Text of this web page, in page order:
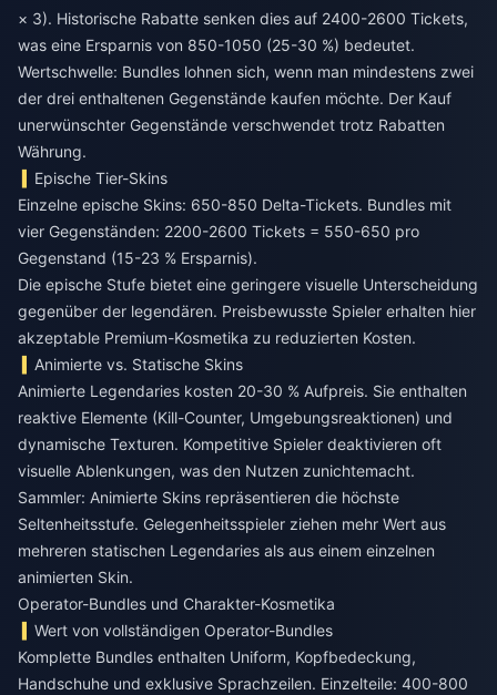
× 3). Historische Rabatte senken dies auf 2400-2600 Tickets,
was eine Ersparnis von 850-1050 (25-30 %) bedeutet.
Wertschwelle: Bundles lohnen sich, wenn man mindestens zwei
der drei enthaltenen Gegenstände kaufen möchte. Der Kauf
unerwünschter Gegenstände verschwendet trotz Rabatten
Währung.
Epische Tier-Skins
Einzelne epische Skins: 650-850 Delta-Tickets. Bundles mit
vier Gegenständen: 2200-2600 Tickets = 550-650 pro
Gegenstand (15-23 % Ersparnis).
Die epische Stufe bietet eine geringere visuelle Unterscheidung
gegenüber der legendären. Preisbewusste Spieler erhalten hier
akzeptable Premium-Kosmetika zu reduzierten Kosten.
Animierte vs. Statische Skins
Animierte Legendaries kosten 20-30 % Aufpreis. Sie enthalten
reaktive Elemente (Kill-Counter, Umgebungsreaktionen) und
dynamische Texturen. Kompetitive Spieler deaktivieren oft
visuelle Ablenkungen, was den Nutzen zunichtemacht.
Sammler: Animierte Skins repräsentieren die höchste
Seltenheitsstufe. Gelegenheitsspieler ziehen mehr Wert aus
mehreren statischen Legendaries als aus einem einzelnen
animierten Skin.
Operator-Bundles und Charakter-Kosmetika
Wert von vollständigen Operator-Bundles
Komplette Bundles enthalten Uniform, Kopfbedeckung,
Handschuhe und exklusive Sprachzeilen. Einzelteile: 400-800